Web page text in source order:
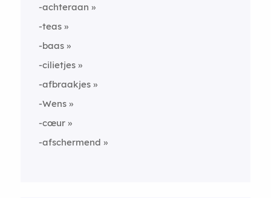
-achteraan
-teas
-baas
-cilietjes
-afbraakjes
-Wens
-cœur
-afschermend